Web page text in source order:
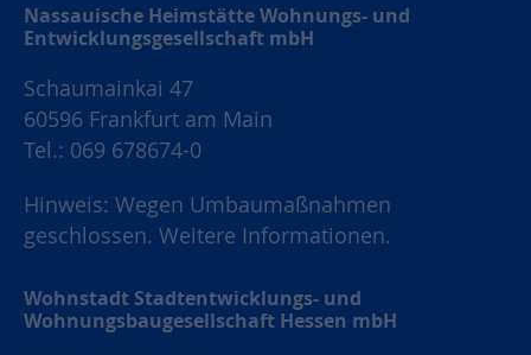
Nassauische Heimstätte Wohnungs- und
Entwicklungsgesellschaft mbH
Schaumainkai 47
60596 Frankfurt am Main
Tel.: 069 678674-0
Hinweis: Wegen Umbaumaßnahmen
geschlossen. Weitere Informationen.
Wohnstadt Stadtentwicklungs- und
Wohnungsbaugesellschaft Hessen mbH